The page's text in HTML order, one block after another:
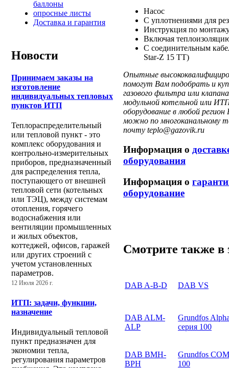
баллоны
опросные листы
Доставка и гарантия
Новости
Принимаем заказы на
изготовление
индивидуальных тепловых
пунктов ИТП
Теплораспределительный
или тепловой пункт - это
комплекс оборудования и
контрольно-измерительных
приборов, предназначенный
для распределения тепла,
поступающего от внешней
тепловой сети (котельных
или ТЭЦ), между системам
отопления, горячего
водоснабжения или
вентиляции промышленных
и жилых объектов,
коттеджей, офисов, гаражей
или других строений с
учетом установленных
параметров.
12 Июля 2026 г.
ИТП: задачи, функции,
назначение
Индивидуальный тепловой
пункт предназначен для
экономии тепла,
регулирования параметров
Насос
С уплотнениями для
Инструкция по
Включая
С соединительным
Star-Z 15 TT)
Опытные
помогут Вам подобрать и
газового фильтра или
модульной котельной или
оборудование в любой
можно по многоканальному
почту teplo@gazovik.ru
Информация о
оборудования
Информация о
оборудование
Смотрите также в
DAB A-B-D DAB VS
DAB ALM-
ALP
Grundfos
серия 100
DAB BMH-
BPH
Grundfos
100